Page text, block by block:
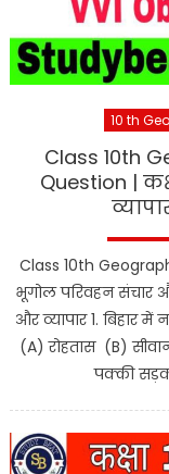
10 th
Class 10th
Question |
Class 10th
भूगोल परिवहन संचार
और व्यापार 1. बिहार में
(A) रोहतास (B)
पक्की